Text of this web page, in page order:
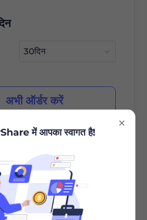
अभी ऑर्डर करें
सत्र
बैंडविड्थ
में आपका स्वागत है!